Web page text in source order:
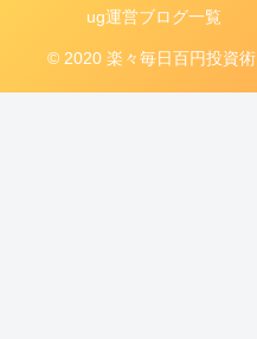
ug運営ブログ一覧
© 2020 楽々毎日百円投資術.